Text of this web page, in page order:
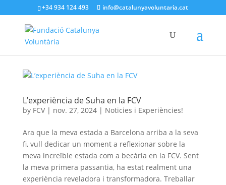
+34 934 124 493 info@catalunyavoluntaria.cat
L’experiència de Suha en la FCV
by FCV| nov. 27, 2024| Noticies i Experiències!
Ara que la meva estada a Barcelona arriba a la seva
fi, vull dedicar un moment a reflexionar sobre la
meva increïble estada com a becària en la FCV. Sent
la meva primera passantia, ha estat realment una
experiència reveladora i transformadora. Treballar